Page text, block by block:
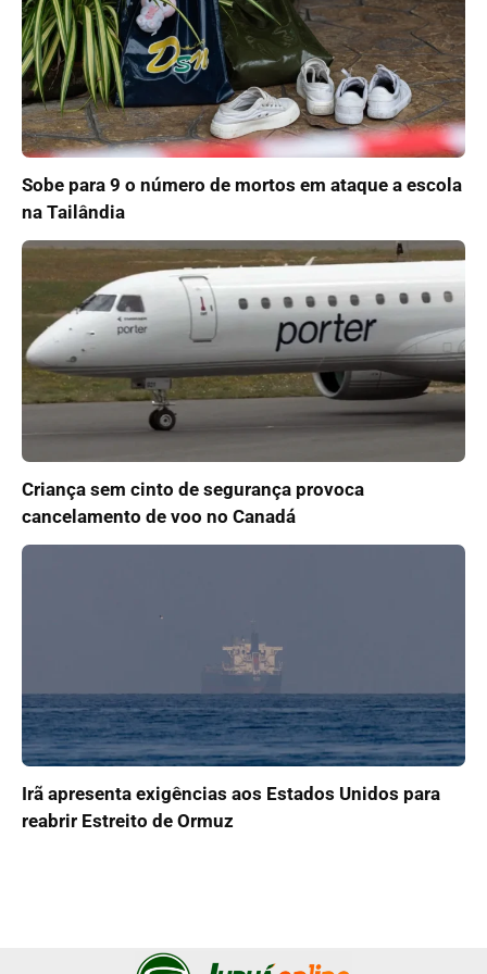
Sobe para 9 o número de mortos em ataque a escola
na Tailândia
Criança sem cinto de segurança provoca
cancelamento de voo no Canadá
Irã apresenta exigências aos Estados Unidos para
reabrir Estreito de Ormuz